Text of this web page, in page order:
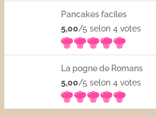
Pancakes faciles
5,00/5 selon 4votes
La pogne de Romans
5,00/5 selon 4votes